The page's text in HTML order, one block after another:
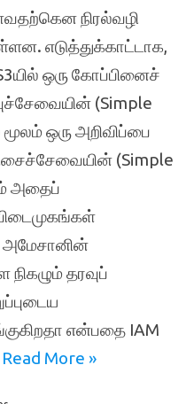
நிரல்வழி
எடுத்துக்காட்டாக,
ஒரு கோப்பினைச்
(Simple
ஒரு அறிவிப்பை
(Simple
அதைப்
தரவுப்
என்பதை IAM
Read More »